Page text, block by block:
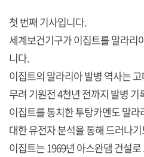
첫 번째 기사입니다.
세계보건기구가 이집트를 말라리
니다.
이집트의 말라리아 발병 역사는
무려 기원전 4천년 전까지 발병
이집트를 통치한 투탕카멘도 말
대한 유전자 분석을 통해 드러나
이집트는 1969년 아스완댐 건설